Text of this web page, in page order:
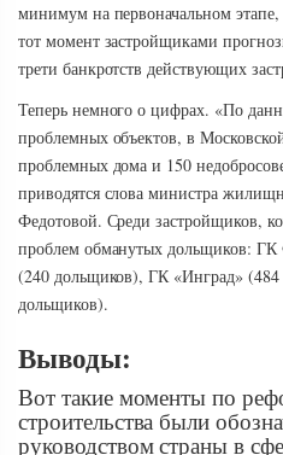
минимум на первоначальном
тот момент застройщиками
трети банкротств действующих
Теперь немного о цифрах. «По
проблемных объектов, в
проблемных дома и 150
приводятся слова министра
Федотовой. Среди застройщиков,
проблем обманутых дольщиков:
(240 дольщиков), ГК «Инград»
дольщиков).
Выводы:
Вот такие моменты по
строительства были
руководством страны в